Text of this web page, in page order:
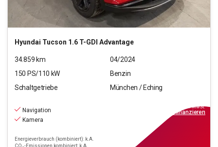
Hyundai Tucson 1.6 T-GDI Advantage
34.859km
04/2024
150 PS/110 kW
Benzin
Schaltgetriebe
München / Eching
Navigation
Kamera
Energieverbrauch (kombiniert): k.A.
CO₂-Emissionen kombiniert: k.A.
inkl.MwSt.
finanzieren